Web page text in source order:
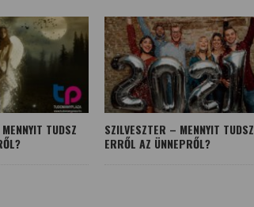
TUDSZ
SZILVESZTER – MENNYIT TUDSZ
ERRŐL AZ ÜNNEPRŐL?